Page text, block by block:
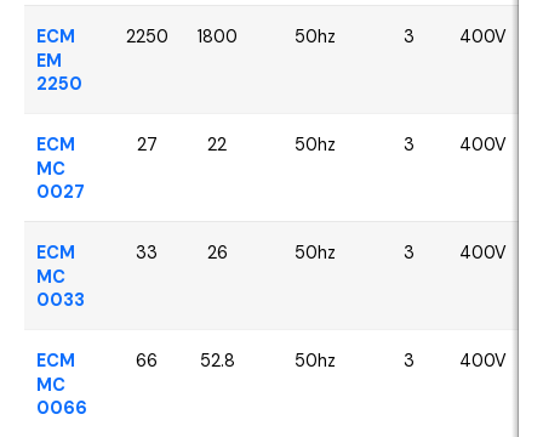
ECM
EM
2250
2250 1800 50hz 3 400V
ECM
MC
0027
27 22 50hz 3 400V
ECM
MC
0033
33 26 50hz 3 400V
ECM
MC
0066
66 52.8 50hz 3 400V